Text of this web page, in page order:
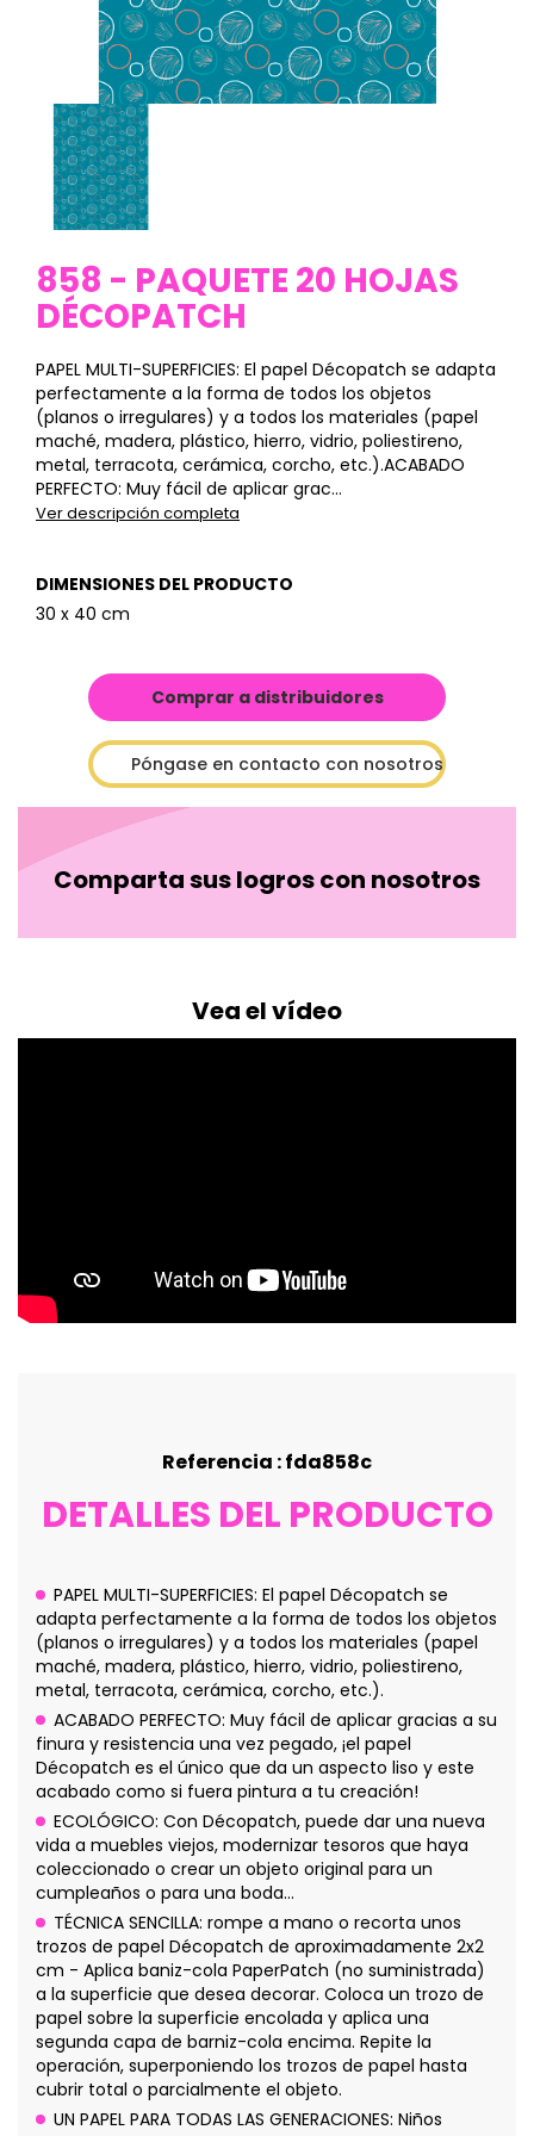
858 - PAQUETE 20 HOJAS
DÉCOPATCH
PAPEL MULTI-SUPERFICIES: El papel Décopatch se adapta
perfectamente a la forma de todos los objetos
(planos o irregulares) y a todos los materiales (papel
maché, madera, plástico, hierro, vidrio, poliestireno,
metal, terracota, cerámica, corcho, etc.).ACABADO
PERFECTO: Muy fácil de aplicar grac...
Ver descripción completa
DIMENSIONES DEL PRODUCTO
30 x 40 cm
Comprar a distribuidores
Póngase en contacto con nosotros
Comparta sus logros con nosotros
Vea el vídeo
Referencia : fda858c
DETALLES DEL PRODUCTO
PAPEL MULTI-SUPERFICIES: El papel Décopatch se
adapta perfectamente a la forma de todos los objetos
(planos o irregulares) y a todos los materiales (papel
maché, madera, plástico, hierro, vidrio, poliestireno,
metal, terracota, cerámica, corcho, etc.).
ACABADO PERFECTO: Muy fácil de aplicar gracias a su
finura y resistencia una vez pegado, ¡el papel
Décopatch es el único que da un aspecto liso y este
acabado como si fuera pintura a tu creación!
ECOLÓGICO: Con Décopatch, puede dar una nueva
vida a muebles viejos, modernizar tesoros que haya
coleccionado o crear un objeto original para un
cumpleaños o para una boda...
TÉCNICA SENCILLA: rompe a mano o recorta unos
trozos de papel Décopatch de aproximadamente 2x2
cm - Aplica baniz-cola PaperPatch (no suministrada)
a la superficie que desea decorar. Coloca un trozo de
papel sobre la superficie encolada y aplica una
segunda capa de barniz-cola encima. Repite la
operación, superponiendo los trozos de papel hasta
cubrir total o parcialmente el objeto.
UN PAPEL PARA TODAS LAS GENERACIONES: Niños